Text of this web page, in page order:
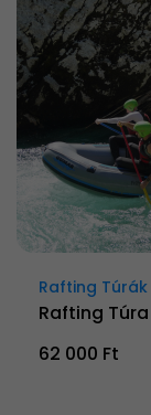
Rafting Túrák
Rafting
62 000 Ft